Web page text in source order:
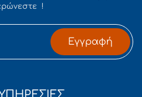
!
Εγγραφή